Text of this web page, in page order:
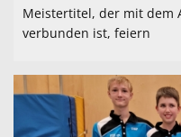
Datenänderung für Mitglieder
Wir suchen Dich!
Miete mich
Meistertitel, der mit dem
verbunden ist, feiern